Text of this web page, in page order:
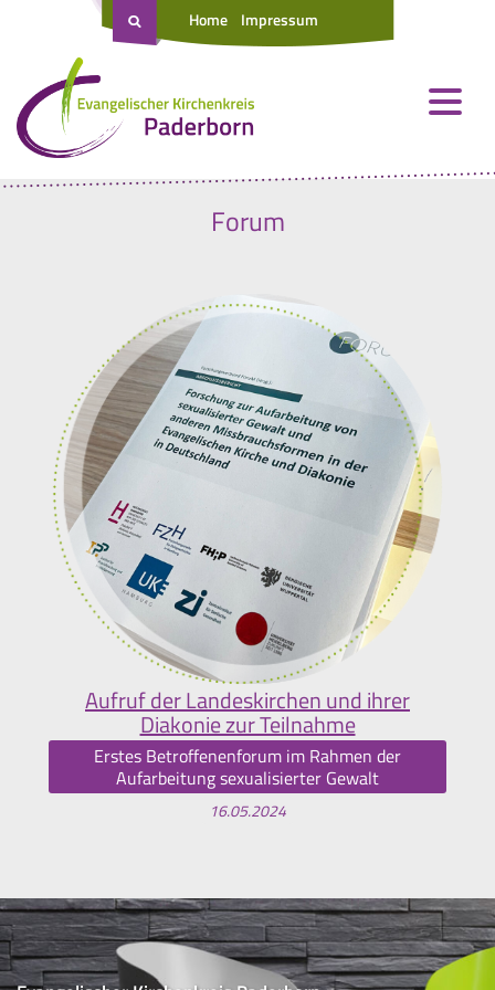
Home Impressum
Forum
Aufruf der Landeskirchen und ihrer
Diakonie zur Teilnahme
Erstes Betroffenenforum im Rahmen der
Aufarbeitung sexualisierter Gewalt
16.05.2024